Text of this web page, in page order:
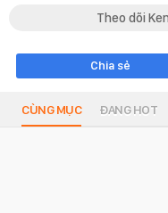
Theo dõi
Chia sẻ
CÙNG MỤC ĐANG HOT